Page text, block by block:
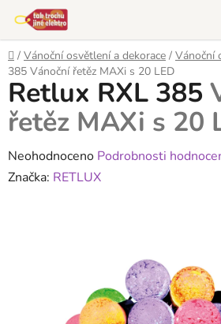
obsah
Domů
/ Vánoční osvětlení a dekorace / Vánoční
385 Vánoční řetěz MAXi s 20 LED
Retlux RXL 385
řetěz MAXi s 20
Průměrné
hodnocení
Neohodnoceno Podrobnosti
Značka: RETLUX